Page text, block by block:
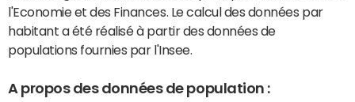
l'Economie et des Finances. Le calcul des données par
habitant a été réalisé à partir des données de
populations fournies par l'Insee.
A propos des données de population :